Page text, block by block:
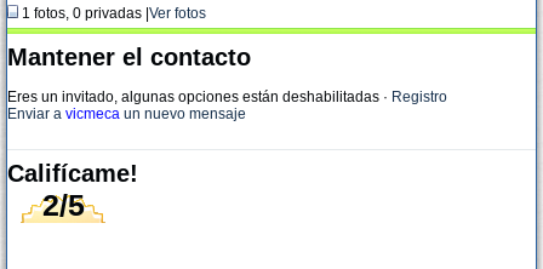
1 fotos, 0 privadas | Ver fotos
Mantener el contacto
Eres un invitado, algunas opciones están deshabilitadas · Registro
Enviar a vicmeca un nuevo mensaje
Califícame!
2/5